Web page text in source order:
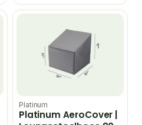
Platinum
Platinum AeroCover |